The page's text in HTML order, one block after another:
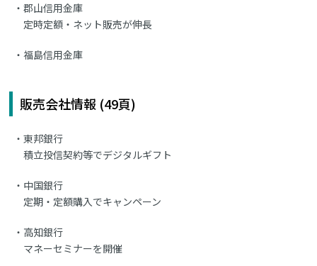
郡山信用金庫
定時定額・ネット販売が伸長
福島信用金庫
販売会社情報 (49頁)
東邦銀行
積立投信契約等でデジタルギフト
中国銀行
定期・定額購入でキャンペーン
高知銀行
マネーセミナーを開催